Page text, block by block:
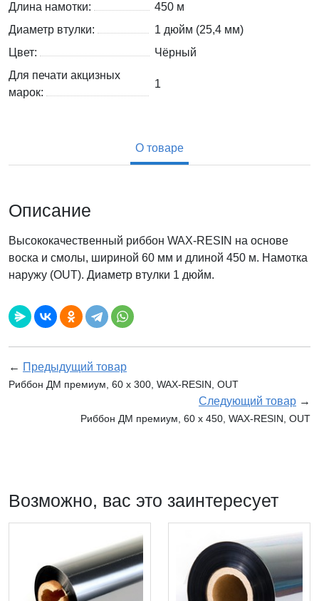
Длина намотки:
450 м
Диаметр втулки:
1 дюйм (25,4 мм)
Цвет:
Чёрный
Для печати акцизных
марок:
1
О товаре
Описание
Высококачественный риббон WAX-RESIN на основе
воска и смолы, шириной 60 мм и длиной 450 м. Намотка
наружу (OUT). Диаметр втулки 1 дюйм.
← Предыдущий товар
Риббон ДМ премиум, 60 х 300, WAX-RESIN, OUT
Следующий товар →
Риббон ДМ премиум, 60 х 450, WAX-RESIN, OUT
Возможно, вас это заинтересует